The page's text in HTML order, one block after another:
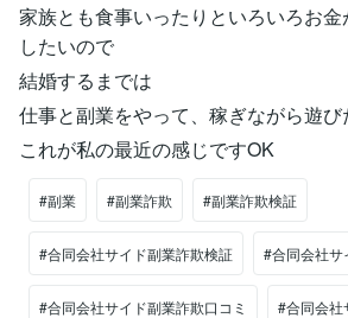
家族とも食事いったりといろいろお
したいので
結婚するまでは
仕事と副業をやって、稼ぎながら遊び
これが私の最近の感じですOK
#副業 #副業詐欺 #副業詐欺検証
#合同会社サイド副業詐欺検証 #合同会社サ
#合同会社サイド副業詐欺口コミ #合同会社